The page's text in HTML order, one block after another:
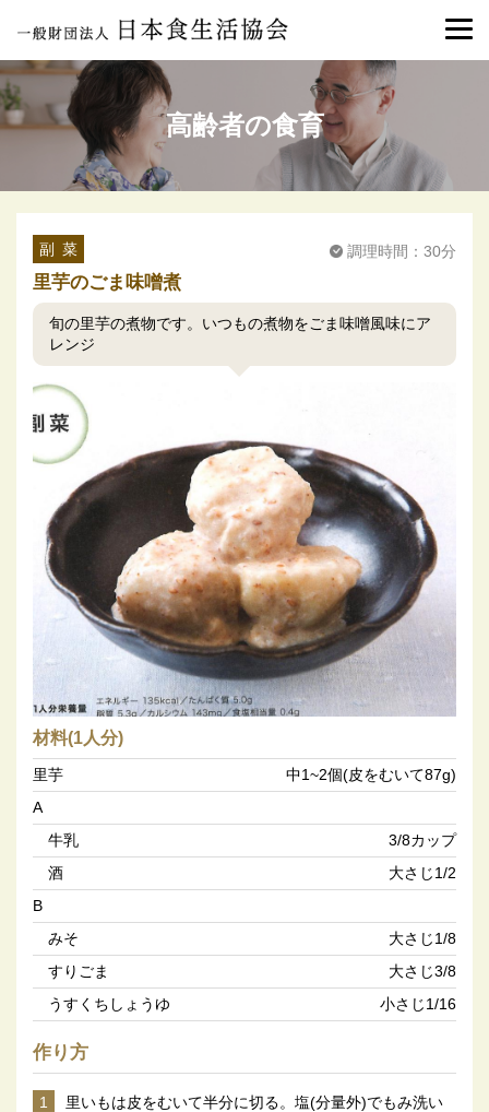
高齢者の食育
副 菜 調理時間：30分
里芋のごま味噌煮
旬の里芋の煮物です。いつもの煮物をごま味噌風味にア
レンジ
材料(1人分)
里芋
中1~2個(皮をむいて87g)
A
牛乳
3/8カップ
酒
大さじ1/2
B
みそ
大さじ1/8
すりごま
大さじ3/8
うすくちしょうゆ
小さじ1/16
作り方
1
里いもは皮をむいて半分に切る。塩(分量外)でもみ洗い